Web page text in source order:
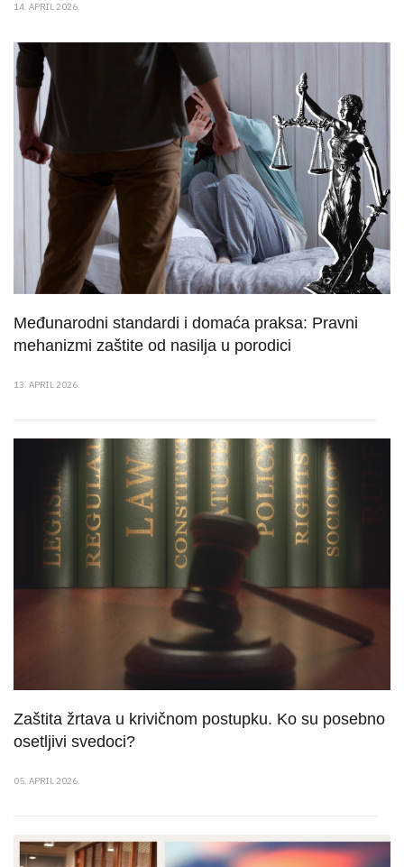
14. APRIL 2026.
Međunarodni standardi i domaća praksa: Pravni
mehanizmi zaštite od nasilja u porodici
13. APRIL 2026.
Zaštita žrtava u krivičnom postupku. Ko su posebno
osetljivi svedoci?
05. APRIL 2026.